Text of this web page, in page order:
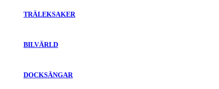
TRÄLEKSAKER
BILVÄRLD
DOCKSÄNGAR